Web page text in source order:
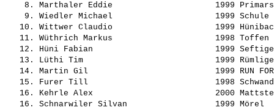
    8.
Marthaler Eddie
1999
    9.
Wiedler Michael
1999
   10.
Wittwer Claudio
1999
   11.
Wüthrich Markus
1998
   12.
Hüni Fabian
1999
   13.
Lüthi Tim
1999
   14.
Martin Gil
1999 RUN
   15.
Furer Till
1998
   16.
Kehrle Alex
2000
   16.
Schnarwiler Silvan
1999